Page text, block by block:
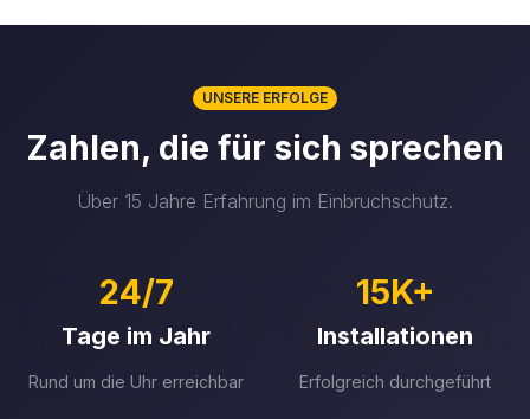
UNSERE ERFOLGE
Zahlen, die für sich sprechen
Über 15 Jahre Erfahrung im Einbruchschutz.
24/7
Tage im Jahr
Rund um die Uhr erreichbar
15K+
Installationen
Erfolgreich durchgeführt